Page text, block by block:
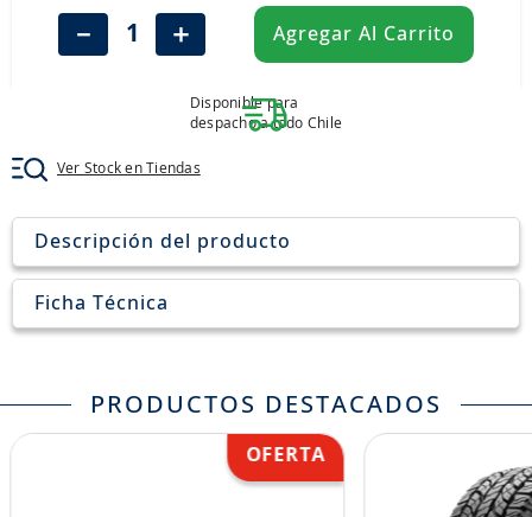
＋
－ Agregar Al Carrito
Disponible para
despacho a todo Chile
Ver Stock en Tiendas
Descripción del producto
Ficha Técnica
PRODUCTOS DESTACADOS
205
235